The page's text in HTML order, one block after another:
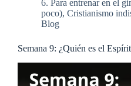
6. Para entrenar en el
poco), Cristianismo
Blog
Semana 9: ¿Quién es el